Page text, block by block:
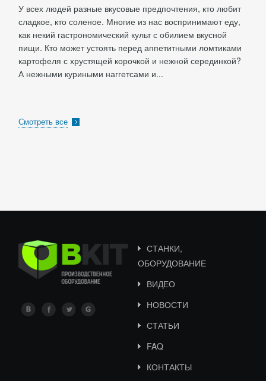
У всех людей разные вкусовые предпочтения, кто любит
сладкое, кто соленое. Многие из нас воспринимают еду,
как некий гастрономический культ с обилием вкусной
пищи. Кто может устоять перед аппетитными ломтиками
картофеля с хрустящей корочкой и нежной серединкой?
А нежными куриными наггетсами и...
Смотреть все
СТАНКИ,
ОБОРУДОВАНИЕ
ВИДЕО
НОВОСТИ
СТАТЬИ
FAQ
КОНТАКТЫ